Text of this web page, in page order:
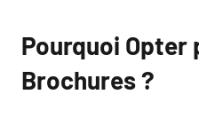
Pourquoi Opter
Brochures ?